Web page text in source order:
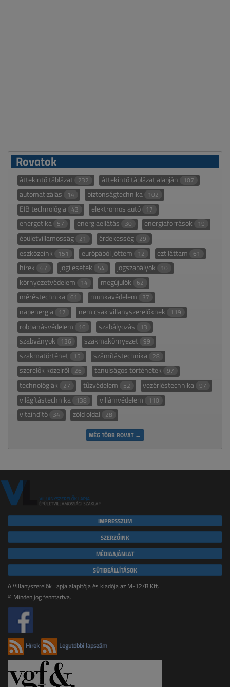
Rovatok
áttekintő táblázat 232 áttekintő táblázat alapján 107
automatizálás 14 biztonságtechnika 102
EIB technológia 43 elektromos autó 17
energetika 57 energiaellátás 30 energiaforrások 19
épületvillamosság 21 érdekesség 29
eszközeink 151 európából jöttem 12 ezt láttam 61
hírek 67 jogi esetek 54 jogszabályok 10
környezetvédelem 14 megújulók 62
méréstechnika 61 munkavédelem 37
napenergia 17 nem csak villanyszerelőknek 119
robbanásvédelem 16 szabályozás 13
szabványok 136 szakmakörnyezet 99
szakmatörténet 15 számítástechnika 28
szerelők közelről 26 tanulságos történetek 97
technológiák 27 tűzvédelem 52 vezérléstechnika 97
világítástechnika 138 villámvédelem 110
vitaindító 34 zöld oldal 28
MÉG TÖBB ROVAT →
IMPRESSZUM
SZERZŐINK
MÉDIAAJÁNLAT
SÜTIBEÁLLÍTÁSOK
A Villanyszerelők Lapja alapítója és kiadója az M-12/B Kft.
© Minden jog fenntartva.
Hírek Legutóbbi lapszám